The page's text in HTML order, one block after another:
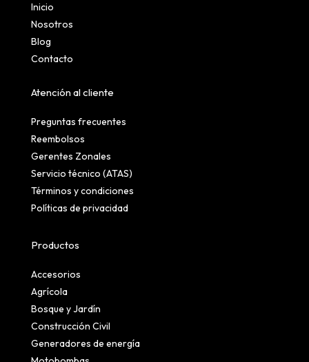
Inicio
Nosotros
Blog
Contacto
Atención al cliente
Preguntas frecuentes
Reembolsos
Gerentes Zonales
Servicio técnico (ATAS)
Términos y condiciones
Políticas de privacidad
Productos
Accesorios
Agrícola
Bosque y Jardín
Construcción Civil
Generadores de energía